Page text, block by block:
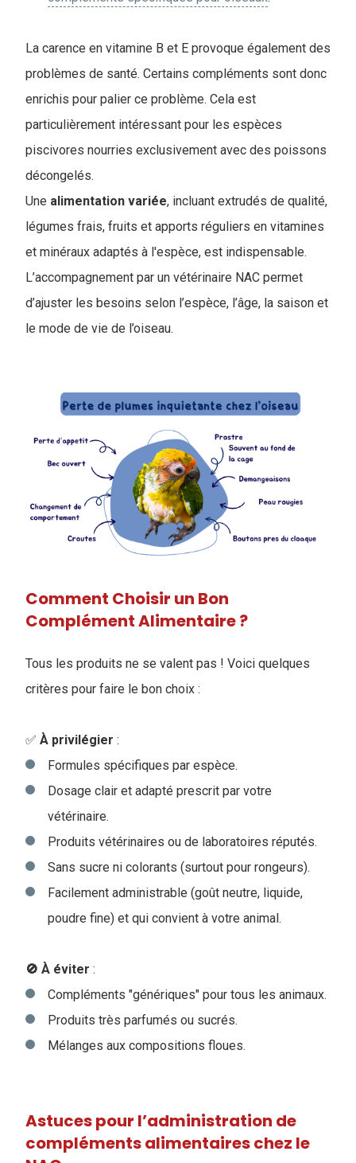
La carence en vitamine B et E provoque également des
problèmes de santé. Certains compléments sont donc
enrichis pour palier ce problème. Cela est
particulièrement intéressant pour les espèces
piscivores nourries exclusivement avec des poissons
décongelés.
Une alimentation variée, incluant extrudés de qualité,
légumes frais, fruits et apports réguliers en vitamines
et minéraux adaptés à l'espèce, est indispensable.
L’accompagnement par un vétérinaire NAC permet
d’ajuster les besoins selon l’espèce, l’âge, la saison et
le mode de vie de l’oiseau.
Comment Choisir un Bon
Complément Alimentaire ?
Tous les produits ne se valent pas ! Voici quelques
critères pour faire le bon choix :
✅ À privilégier :
Formules spécifiques par espèce.
Dosage clair et adapté prescrit par votre
vétérinaire.
Produits vétérinaires ou de laboratoires réputés.
Sans sucre ni colorants (surtout pour rongeurs).
Facilement administrable (goût neutre, liquide,
poudre fine) et qui convient à votre animal.
🚫 À éviter :
Compléments "génériques" pour tous les animaux.
Produits très parfumés ou sucrés.
Mélanges aux compositions floues.
Astuces pour l’administration de
compléments alimentaires chez le